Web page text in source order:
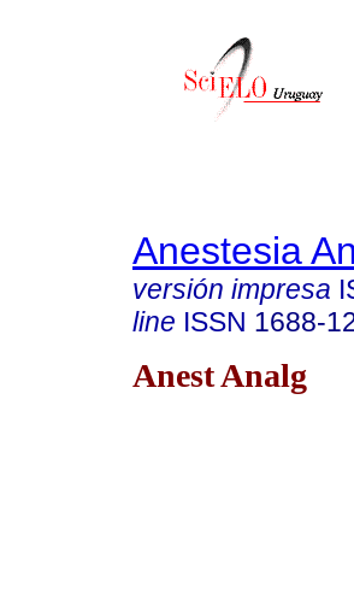
Anestesia
versión impresa
line ISSN 1688-
Anest Analg